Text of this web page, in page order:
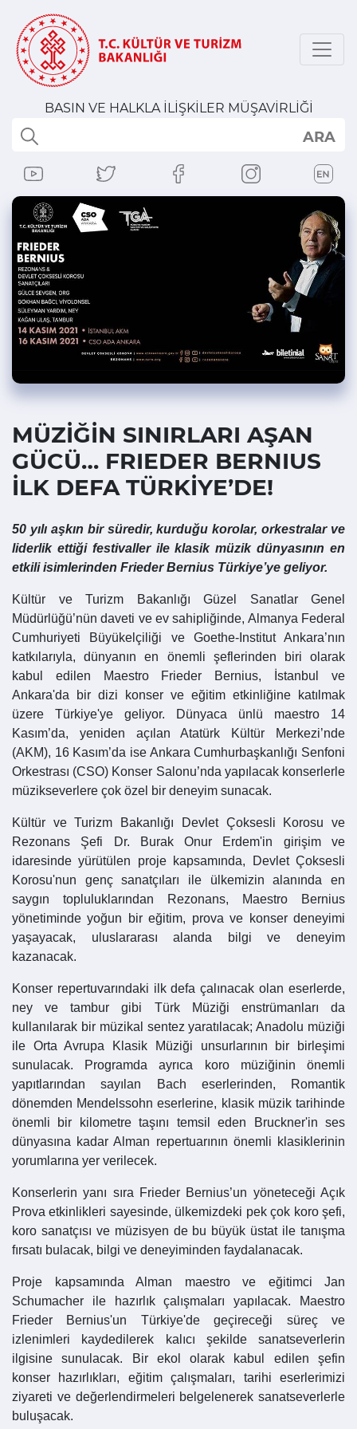
BASIN VE HALKLA İLİŞKİLER MÜŞAVİRLİĞİ
ARA
MÜZİĞİN SINIRLARI AŞAN
GÜCÜ… FRIEDER BERNIUS
İLK DEFA TÜRKİYE’DE!
50 yılı aşkın bir süredir, kurduğu korolar, orkestralar ve
liderlik ettiği festivaller ile klasik müzik dünyasının en
etkili isimlerinden Frieder Bernius Türkiye’ye geliyor.
Kültür ve Turizm Bakanlığı Güzel Sanatlar Genel
Müdürlüğü’nün daveti ve ev sahipliğinde, Almanya Federal
Cumhuriyeti Büyükelçiliği ve Goethe-Institut Ankara’nın
katkılarıyla, dünyanın en önemli şeflerinden biri olarak
kabul edilen Maestro Frieder Bernius, İstanbul ve
Ankara'da bir dizi konser ve eğitim etkinliğine katılmak
üzere Türkiye'ye geliyor. Dünyaca ünlü maestro 14
Kasım’da, yeniden açılan Atatürk Kültür Merkezi’nde
(AKM), 16 Kasım’da ise Ankara Cumhurbaşkanlığı Senfoni
Orkestrası (CSO) Konser Salonu’nda yapılacak konserlerle
müzikseverlere çok özel bir deneyim sunacak.
Kültür ve Turizm Bakanlığı Devlet Çoksesli Korosu ve
Rezonans Şefi Dr. Burak Onur Erdem'in girişim ve
idaresinde yürütülen proje kapsamında, Devlet Çoksesli
Korosu'nun genç sanatçıları ile ülkemizin alanında en
saygın topluluklarından Rezonans, Maestro Bernius
yönetiminde yoğun bir eğitim, prova ve konser deneyimi
yaşayacak, uluslararası alanda bilgi ve deneyim
kazanacak.
Konser repertuvarındaki ilk defa çalınacak olan eserlerde,
ney ve tambur gibi Türk Müziği enstrümanları da
kullanılarak bir müzikal sentez yaratılacak; Anadolu müziği
ile Orta Avrupa Klasik Müziği unsurlarının bir birleşimi
sunulacak. Programda ayrıca koro müziğinin önemli
yapıtlarından sayılan Bach eserlerinden, Romantik
dönemden Mendelssohn eserlerine, klasik müzik tarihinde
önemli bir kilometre taşını temsil eden Bruckner'in ses
dünyasına kadar Alman repertuarının önemli klasiklerinin
yorumlarına yer verilecek.
Konserlerin yanı sıra Frieder Bernius’un yöneteceği Açık
Prova etkinlikleri sayesinde, ülkemizdeki pek çok koro şefi,
koro sanatçısı ve müzisyen de bu büyük üstat ile tanışma
fırsatı bulacak, bilgi ve deneyiminden faydalanacak.
Proje kapsamında Alman maestro ve eğitimci Jan
Schumacher ile hazırlık çalışmaları yapılacak. Maestro
Frieder Bernius'un Türkiye'de geçireceği süreç ve
izlenimleri kaydedilerek kalıcı şekilde sanatseverlerin
ilgisine sunulacak. Bir ekol olarak kabul edilen şefin
konser hazırlıkları, eğitim çalışmaları, tarihi eserlerimizi
ziyareti ve değerlendirmeleri belgelenerek sanatseverlerle
buluşacak.